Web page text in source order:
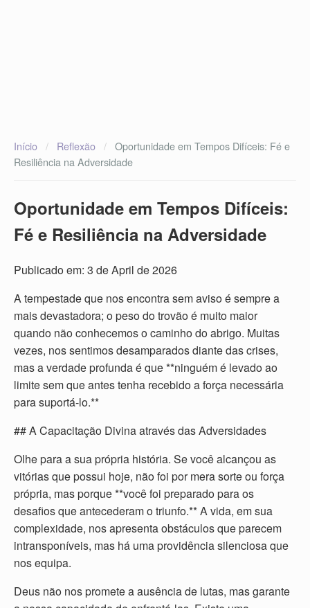
Início / Reflexão / Oportunidade em Tempos Difíceis: Fé e
Resiliência na Adversidade
Oportunidade em Tempos Difíceis:
Fé e Resiliência na Adversidade
Publicado em: 3 de April de 2026
A tempestade que nos encontra sem aviso é sempre a
mais devastadora; o peso do trovão é muito maior
quando não conhecemos o caminho do abrigo. Muitas
vezes, nos sentimos desamparados diante das crises,
mas a verdade profunda é que **ninguém é levado ao
limite sem que antes tenha recebido a força necessária
para suportá-lo.**
## A Capacitação Divina através das Adversidades
Olhe para a sua própria história. Se você alcançou as
vitórias que possui hoje, não foi por mera sorte ou força
própria, mas porque **você foi preparado para os
desafios que antecederam o triunfo.** A vida, em sua
complexidade, nos apresenta obstáculos que parecem
intransponíveis, mas há uma providência silenciosa que
nos equipa.
Deus não nos promete a ausência de lutas, mas garante